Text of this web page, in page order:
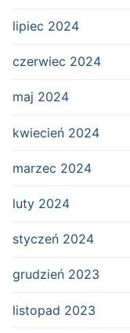
lipiec 2024
czerwiec 2024
maj 2024
kwiecień 2024
marzec 2024
luty 2024
styczeń 2024
grudzień 2023
listopad 2023